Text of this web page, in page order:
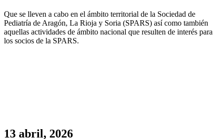
Que se lleven a cabo en el ámbito territorial de la Sociedad de
Pediatría de Aragón, La Rioja y Soria (SPARS) así como también
aquellas actividades de ámbito nacional que resulten de interés para
los socios de la SPARS.
13 abril, 2026